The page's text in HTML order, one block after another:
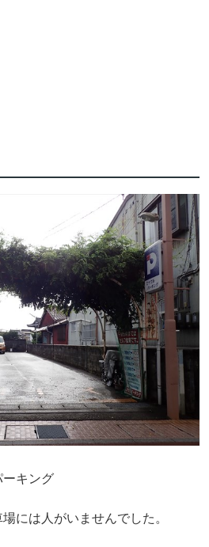
ーキング
には人がいませんでした。